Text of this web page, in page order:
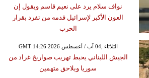
نواف سلام يرد على نعيم قاسم ويقول إن
العون الأكبر لإسرائيل قدمه من تفرد بقرار
الحرب
GMT 14:26 2026 الثلاثاء ,04 آب / أغسطس
الجيش اللبناني يحبط تهريب صواريخ غراد من
سوريا ويلاحق متهمين